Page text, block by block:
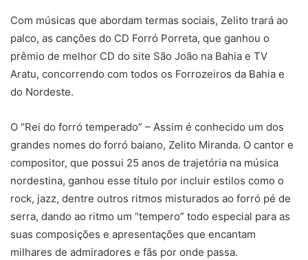
Com músicas que abordam termas sociais, Zelito trará ao
palco, as canções do CD Forró Porreta, que ganhou o
prêmio de melhor CD do site São João na Bahia e TV
Aratu, concorrendo com todos os Forrozeiros da Bahia e
do Nordeste.
O “Rei do forró temperado” – Assim é conhecido um dos
grandes nomes do forró baiano, Zelito Miranda. O cantor e
compositor, que possui 25 anos de trajetória na música
nordestina, ganhou esse título por incluir estilos como o
rock, jazz, dentre outros ritmos misturados ao forró pé de
serra, dando ao ritmo um “tempero” todo especial para as
suas composições e apresentações que encantam
milhares de admiradores e fãs por onde passa.